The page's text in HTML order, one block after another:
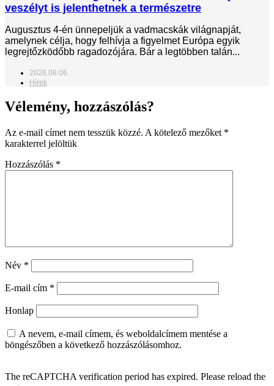
veszélyt is jelenthetnek a természetre
Augusztus 4-én ünnepeljük a vadmacskák világnapját,
amelynek célja, hogy felhívja a figyelmet Európa egyik
legrejtőzködőbb ragadozójára. Bár a legtöbben talán...
2026.08.06.
Hírek
Vélemény, hozzászólás?
Az e-mail címet nem tesszük közzé. A kötelező mezőket *
karakterrel jelöltük
Hozzászólás *
Név *
E-mail cím *
Honlap
A nevem, e-mail címem, és weboldalcímem mentése a
böngészőben a következő hozzászólásomhoz.
The reCAPTCHA verification period has expired. Please reload the